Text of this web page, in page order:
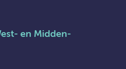
en Midden-